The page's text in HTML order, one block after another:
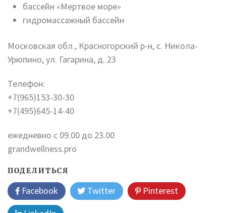
бассейн «Мертвое море»
гидромассажный бассейн
Московская обл., Красногорский р-н, с. Никола-
Урюпино, ул. Гагарина, д. 23
Телефон:
+7(965)153-30-30
+7(495)645-14-40
ежедневно с 09.00 до 23.00
grandwellness.pro
ПОДЕЛИТЬСЯ
Facebook Twitter
Pinterest